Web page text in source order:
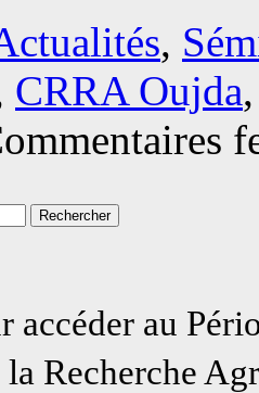
,
CRRA Oujda
accéder au
Recherche